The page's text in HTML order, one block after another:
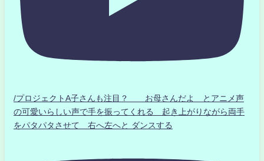
/プロジェクトA子さんも注目？ お母さんだよ とアニメ声
の可愛いらしい声で手を振ってくれる 起き上がりながら両手
をパタパタさせて 右へ左へと ダンスする